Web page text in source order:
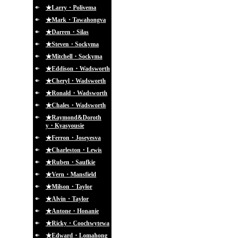
★Larry・Polivema
★Mark・Tawahongva
★Darren・Silas
★Steven・Sockyma
★Mitchell・Sockyma
★Eddison・Wadsworth
★Cheryl・Wadsworth
★Ronald・Wadsworth
★Chales・Wadsworth
★Raymond&Doroth
y・Kyasyousie
★Ferron・Joseyesva
★Charleston・Lewis
★Ruben・Saufkie
★Vern・Mansfield
★Milson・Taylor
★Alvin・Taylor
★Antone・Honanie
★Ricky・Coochwytewa
★Edward・Lomahong